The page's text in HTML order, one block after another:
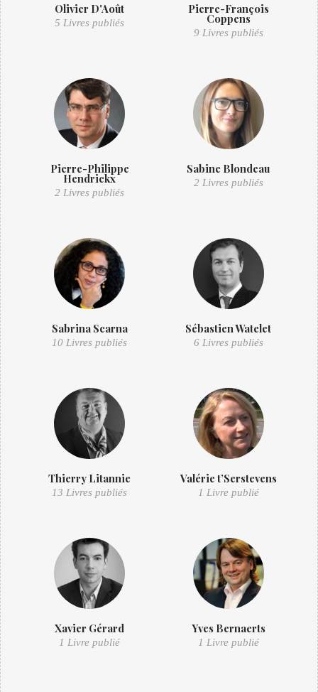
Olivier D'Août
5 Livres publiés
Pierre-François
Coppens
9 Livres publiés
Pierre-Philippe
Hendrickx
2 Livres publiés
Sabine Blondeau
2 Livres publiés
Sabrina Scarna
10 Livres publiés
Sébastien Watelet
6 Livres publiés
Thierry Litannie
13 Livres publiés
Valérie t’Serstevens
1 Livre publié
Xavier Gérard
1 Livre publié
Yves Bernaerts
1 Livre publié